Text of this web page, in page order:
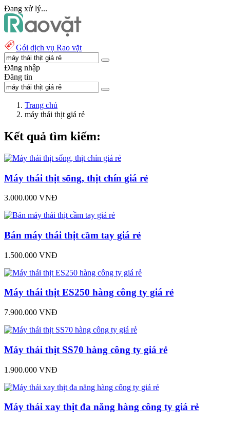
Đang xử lý...
Gói dịch vụ Rao vặt
Đăng nhập
Đăng tin
Trang chủ
máy thái thịt giá rẻ
Kết quả tìm kiếm:
Máy thái thịt sống, thịt chín giá rẻ
3.000.000 VNĐ
Bán máy thái thịt cầm tay giá rẻ
1.500.000 VNĐ
Máy thái thịt ES250 hàng công ty giá rẻ
7.900.000 VNĐ
Máy thái thịt SS70 hàng công ty giá rẻ
1.900.000 VNĐ
Máy thái xay thịt đa năng hàng công ty giá rẻ